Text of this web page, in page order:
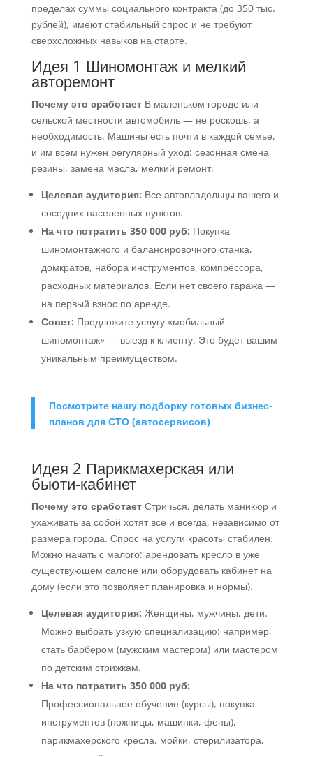
пределах суммы социального контракта (до 350 тыс.
рублей), имеют стабильный спрос и не требуют
сверхсложных навыков на старте.
Идея 1 Шиномонтаж и мелкий
авторемонт
Почему это сработаетВ маленьком городе или
сельской местности автомобиль — не роскошь, а
необходимость. Машины есть почти в каждой семье,
и им всем нужен регулярный уход: сезонная смена
резины, замена масла, мелкий ремонт.
Целевая аудитория: Все автовладельцы вашего и
соседних населенных пунктов.
На что потратить 350 000 руб: Покупка
шиномонтажного и балансировочного станка,
домкратов, набора инструментов, компрессора,
расходных материалов. Если нет своего гаража —
на первый взнос по аренде.
Совет: Предложите услугу «мобильный
шиномонтаж» — выезд к клиенту. Это будет вашим
уникальным преимуществом.
Посмотрите нашу подборку готовых бизнес-
планов для СТО (автосервисов)
Идея 2 Парикмахерская или
бьюти-кабинет
Почему это сработаетСтричься, делать маникюр и
ухаживать за собой хотят все и всегда, независимо от
размера города. Спрос на услуги красоты стабилен.
Можно начать с малого: арендовать кресло в уже
существующем салоне или оборудовать кабинет на
дому (если это позволяет планировка и нормы).
Целевая аудитория: Женщины, мужчины, дети.
Можно выбрать узкую специализацию: например,
стать барбером (мужским мастером) или мастером
по детским стрижкам.
На что потратить 350 000 руб:
Профессиональное обучение (курсы), покупка
инструментов (ножницы, машинки, фены),
парикмахерского кресла, мойки, стерилизатора,